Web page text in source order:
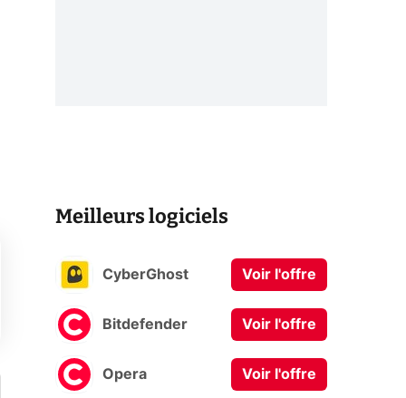
Meilleurs logiciels
CyberGhost Voir l'offre
Bitdefender Voir l'offre
Opera Voir l'offre